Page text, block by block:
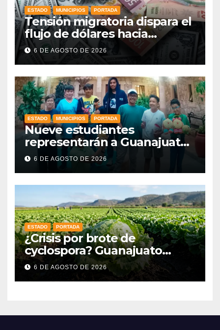
ESTADO MUNICIPIOS PORTADA
Tensión migratoria dispara el
flujo de dólares hacia
municipios de Guanajuato
6 DE AGOSTO DE 2026
ESTADO MUNICIPIOS PORTADA
Nueve estudiantes
representarán a Guanajuato
en la Olimpiada Mexicana de
Matemáticas 2026
6 DE AGOSTO DE 2026
ESTADO PORTADA
¿Crisis por brote de
cyclospora? Guanajuato
mantiene intactas sus
exportaciones
6 DE AGOSTO DE 2026